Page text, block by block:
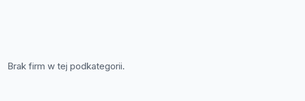
Brak firm w tej podkategorii.